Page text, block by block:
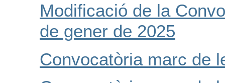
Modificació de la
de gener de 2025
Convocatòria marc de